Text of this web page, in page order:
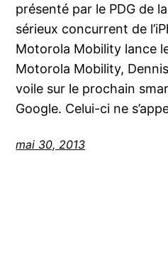
présenté par le PDG de
sérieux concurrent de
Motorola Mobility lance
Motorola Mobility,
voile sur le prochain
Google. Celui-ci ne
mai 30, 2013